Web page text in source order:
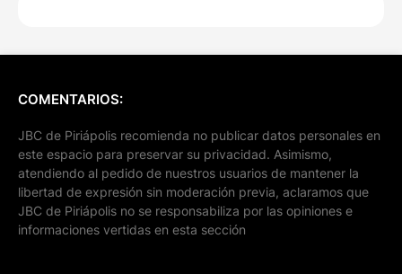
COMENTARIOS:
JBC de Piriápolis recomienda no publicar datos personales en
este espacio para preservar su privacidad. Asimismo,
atendiendo al pedido de nuestros usuarios de mantener la
libertad de expresión sin moderación previa, aclaramos que
JBC de Piriápolis no se responsabiliza por las opiniones e
informaciones vertidas en esta sección